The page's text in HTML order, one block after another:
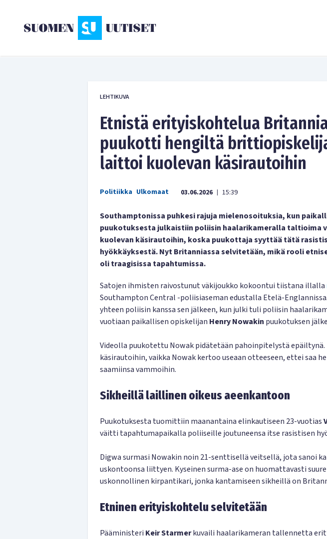
LEHTIKUVA
Etnistä erityiskohtelua
puukotti hengiltä
laittoi kuolevan käsirautoihin
Politiikka Ulkomaat 03.06.2026 | 15:39
Southamptonissa puhkesi rajuja mielenosoituksia, kun
puukotuksesta julkaistiin poliisin haalarikameralla taltioima
kuolevan käsirautoihin, koska puukottaja syyttää tätä
hyökkäyksestä. Nyt Britanniassa selvitetään, mikä rooli
oli traagisissa tapahtumissa.
Satojen ihmisten raivostunut väkijoukko kokoontui tiistana illalla
Southampton Central -poliisiaseman edustalla Etelä-
yhteen poliisin kanssa sen jälkeen, kun julki tuli poliisin
vuotiaan paikallisen opiskelijan Henry Nowakin puukotuksen
Videolla puukotettu Nowak pidätetään pahoinpitelystä
käsirautoihin, vaikka Nowak kertoo useaan otteeseen, ettei saa
saamiinsa vammoihin.
Sikheillä laillinen oikeus aeenkantoon
Puukotuksesta tuomittiin maanantaina elinkautiseen 23-vuotias
väitti tapahtumapaikalla poliiseille joutuneensa itse rasistisen
Digwa surmasi Nowakin noin 21-senttisellä veitsellä, jota sanoi
uskontoonsa liittyen. Kyseinen surma-ase on huomattavasti
uskonnollinen kirpantikari, jonka kantamiseen sikheillä on
Etninen erityiskohtelu selvitetään
Pääministeri Keir Starmerkuvaili haalarikameran tallennetta